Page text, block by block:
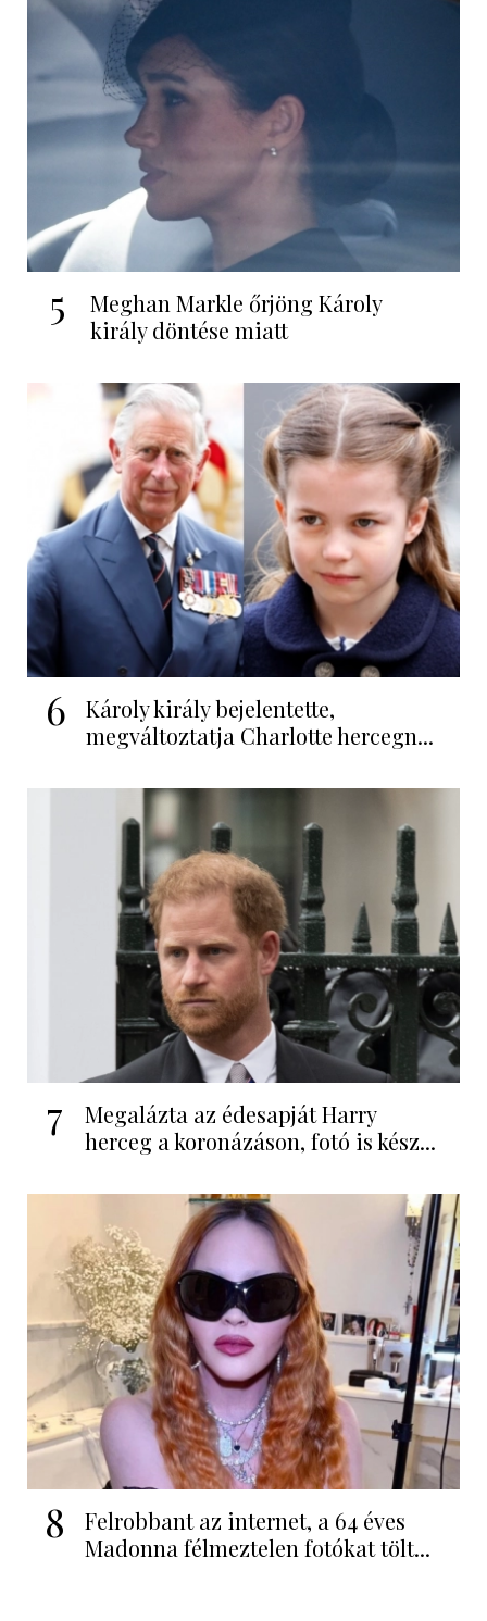
5
Meghan Markle őrjöng Károly
király döntése miatt
6
Károly király bejelentette,
megváltoztatja Charlotte hercegn...
7
Megalázta az édesapját Harry
herceg a koronázáson, fotó is kész...
8
Felrobbant az internet, a 64 éves
Madonna félmeztelen fotókat tölt...